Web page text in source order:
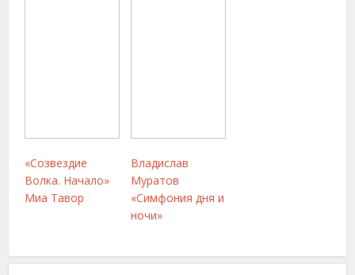
«Созвездие
Волка. Начало»
Миа Тавор
Владислав
Муратов
«Симфония дня и
ночи»